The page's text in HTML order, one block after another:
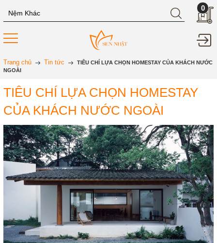
0
Trang chủ Tin tức
TIÊU CHÍ LỰA CHỌN HOMESTAY CỦA KHÁCH NƯỚC
NGOÀI
TIÊU CHÍ LỰA CHỌN HOMESTAY
CỦA KHÁCH NƯỚC NGOÀI